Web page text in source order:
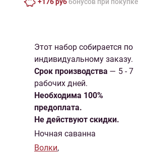
Этот набор собирается по
индивидуальному заказу.
Cрок производства — 5 - 7
рабочих дней.
Необходима 100%
предоплата.
Не действуют скидки.
Ночная саванна
Волки,